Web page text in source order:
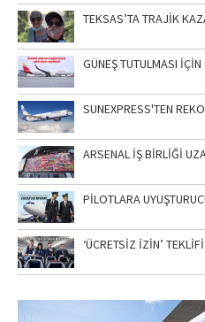
TEKSAS’TA TRAJİK
GÜNEŞ TUTULMASI
SUNEXPRESS'TEN
ARSENAL İŞ BİRLİĞİ
PİLOTLARA
‘ÜCRETSİZ İZİN’ TEKLİFİ
SİNGAPUR AIRSHOW-2020